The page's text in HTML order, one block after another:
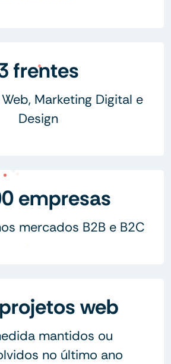
frentes
Marketing Digital e
Design
empresas
mercados B2B e B2C
web
mantidos ou
no último ano